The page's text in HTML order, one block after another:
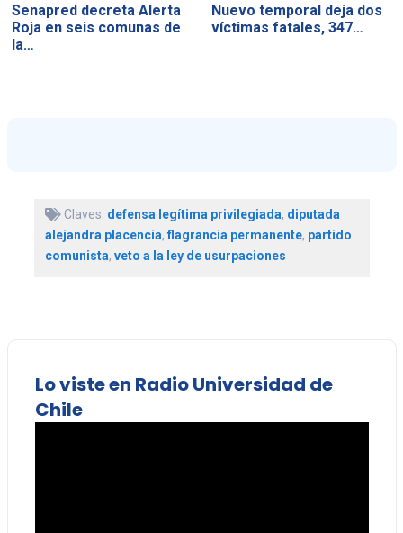
Senapred decreta Alerta
Roja en seis comunas de
la…
Nuevo temporal deja dos
víctimas fatales, 347…
Claves: defensa legítima privilegiada, diputada
alejandra placencia,flagrancia permanente, partido
comunista, veto a la ley de usurpaciones
Lo viste en Radio Universidad de
Chile